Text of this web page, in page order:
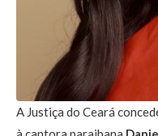
A Justiça do Ceará